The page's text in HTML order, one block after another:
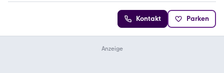
Kontakt Parken